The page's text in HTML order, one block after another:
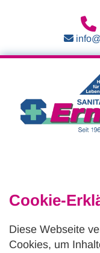


Cookie-
Diese Webseite
Cookies, um